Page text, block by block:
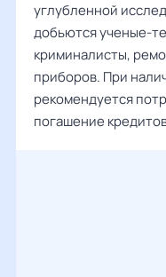
углубленной
добьются ученые-
криминалисты,
приборов. При
рекомендуется
погашение